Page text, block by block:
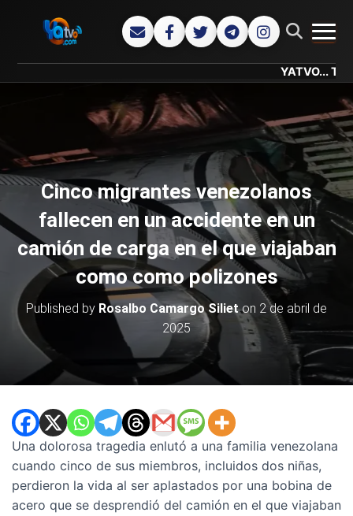
YATVO... Tu Canal
Cinco migrantes venezolanos
fallecen en un accidente en un
camión de carga en el que viajaban
como como polizones
Published by Rosalbo Camargo Silieton 2 de abril de
2025
Una dolorosa tragedia enlutó a una familia venezolana
cuando cinco de sus miembros, incluidos dos niñas,
perdieron la vida al ser aplastados por una bobina de
acero que se desprendió del camión en el que viajaban